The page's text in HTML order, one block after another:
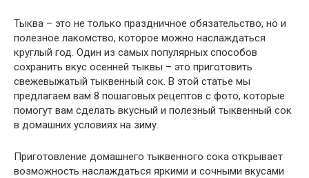
Тыква – это не только праздничное обязательство, но и
полезное лакомство, которое можно наслаждаться
круглый год. Один из самых популярных способов
сохранить вкус осенней тыквы – это приготовить
свежевыжатый тыквенный сок. В этой статье мы
предлагаем вам 8 пошаговых рецептов с фото, которые
помогут вам сделать вкусный и полезный тыквенный сок
в домашних условиях на зиму.
Приготовление домашнего тыквенного сока открывает
возможность наслаждаться яркими и сочными вкусами